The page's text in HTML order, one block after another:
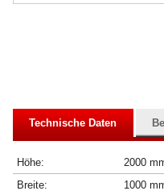
Technische Daten
Höhe:
2000
Breite:
1000